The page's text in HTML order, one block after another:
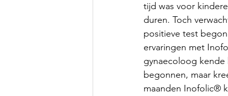
tijd was voor
duren. Toch
positieve test
ervaringen met
gynaecoloog kende
begonnen, maar
maanden Inofolic®